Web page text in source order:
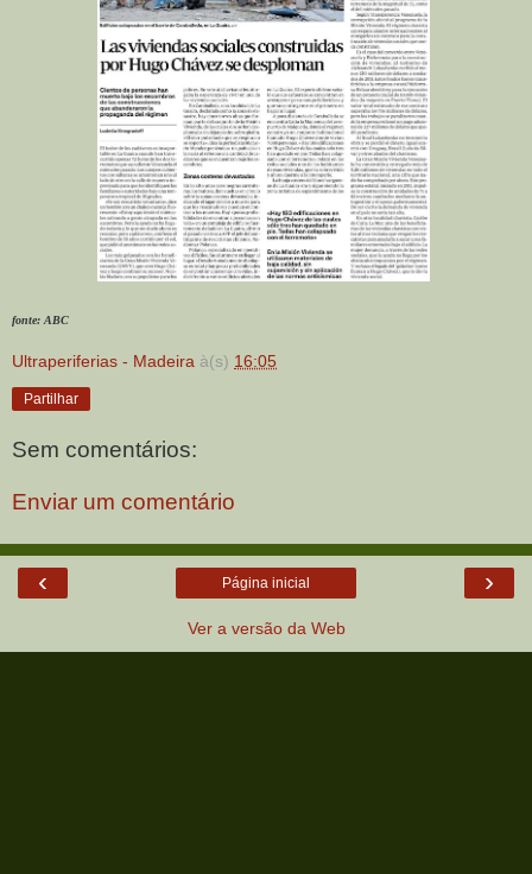
fonte: ABC
Ultraperiferias - Madeira à(s) 16:05
Partilhar
Sem comentários:
Enviar um comentário
‹ ›
Página inicial
Ver a versão da Web